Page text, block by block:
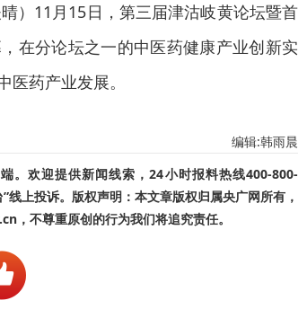
）11月15日，第三届津沽岐黄论坛暨首
在分论坛之一的中医药健康产业创新实
药产业发展。
编辑:韩雨晨
。欢迎提供新闻线索，24小时报料热线400-800-
上投诉。版权声明：本文章版权归属央广网所有，
，不尊重原创的行为我们将追究责任。